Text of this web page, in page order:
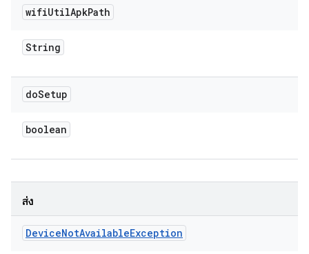
wifiUtilApkPath
String
doSetup
boolean
ส่ง
DeviceNotAvailableException